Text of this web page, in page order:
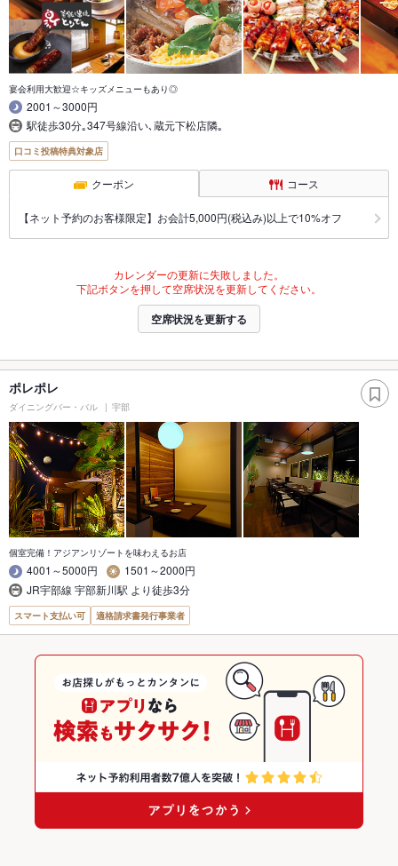
宴会利用大歓迎☆キッズメニューもあり◎
2001～3000円
駅徒歩30分｡347号線沿い､蔵元下松店隣｡
口コミ投稿特典対象店
クーポン コース
【ネット予約のお客様限定】お会計5,000円(税込み)以上で10%オフ
カレンダーの更新に失敗しました。
下記ボタンを押して空席状況を更新してください。
空席状況を更新する
ポレポレ
ダイニングバー・バル 宇部
個室完備！アジアンリゾートを味わえるお店
4001～5000円
1501～2000円
JR宇部線 宇部新川駅 より徒歩3分
スマート支払い可 適格請求書発行事業者